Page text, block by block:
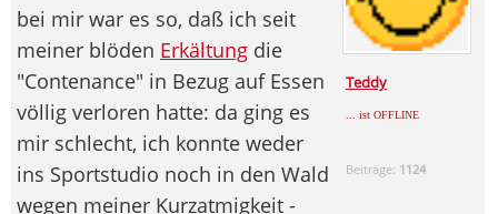
Teddy
... ist OFFLINE
Beiträge: 1124
bei mir war es so, daß ich seit
meiner blöden Erkältung die
"Contenance" in Bezug auf Essen
völlig verloren hatte: da ging es
mir schlecht, ich konnte weder
ins Sportstudio noch in den Wald
wegen meiner Kurzatmigkeit -